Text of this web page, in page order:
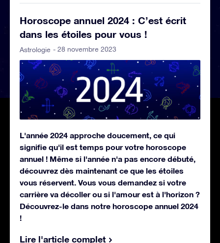
Horoscope annuel 2024 : C’est écrit
dans les étoiles pour vous !
Astrologie - 28 novembre 2023
L'année 2024 approche doucement, ce qui
signifie qu'il est temps pour votre horoscope
annuel ! Même si l'année n'a pas encore débuté,
découvrez dès maintenant ce que les étoiles
vous réservent. Vous vous demandez si votre
carrière va décoller ou si l'amour est à l'horizon ?
Découvrez-le dans notre horoscope annuel 2024
!
Lire l'article complet